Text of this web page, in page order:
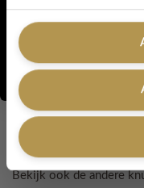
Handgemaakt met
Elk exemplaar is
Perfect als kraam
gewoon om lekker te
Bekijk ook de andere